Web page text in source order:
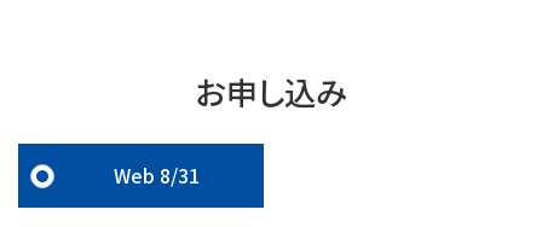
お申し込み
Web 8/31